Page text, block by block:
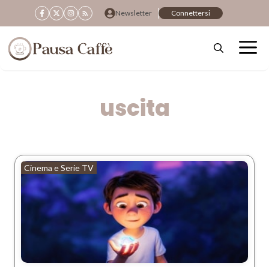
al
contenuto
Newsletter Connettersi
uscita
Cinema e Serie TV